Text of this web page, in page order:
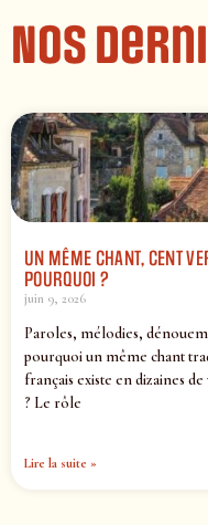
Nos
UN MÊME CHANT, CENT
POURQUOI ?
juin 9, 2026
Paroles, mélodies,
pourquoi un même chant
français existe en dizaines de
? Le rôle
Lire la suite »